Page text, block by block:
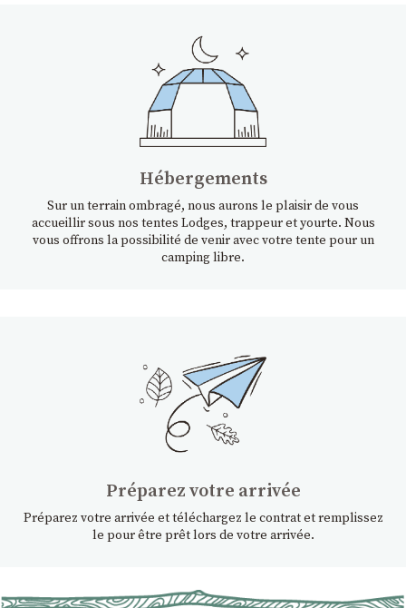
Hébergements
Sur un terrain ombragé, nous aurons le plaisir de vous
accueillir sous nos tentes Lodges, trappeur et yourte. Nous
vous offrons la possibilité de venir avec votre tente pour un
camping libre.
Préparez votre arrivée
Préparez votre arrivée et téléchargez le contrat et remplissez
le pour être prêt lors de votre arrivée.